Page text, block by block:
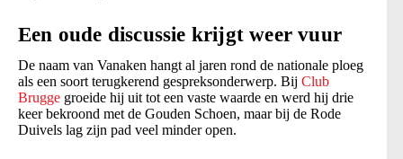
Een oude discussie krijgt weer vuur
De naam van Vanaken hangt al jaren rond de nationale ploeg
als een soort terugkerend gespreksonderwerp. Bij Club
Brugge groeide hij uit tot een vaste waarde en werd hij drie
keer bekroond met de Gouden Schoen, maar bij de Rode
Duivels lag zijn pad veel minder open.